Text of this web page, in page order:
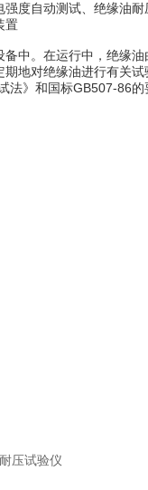
度自动测试、绝缘油
置
中。在运行中，绝缘油
地对绝缘油进行有关
》和国标GB507-86